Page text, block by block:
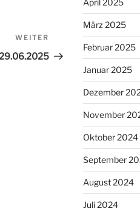
Nächster
Beitrag
WEITER
April 2025
März 2025
Februar 2025
Januar 2025
Dezember
November
Oktober 2024
September
August 2024
Juli 2024